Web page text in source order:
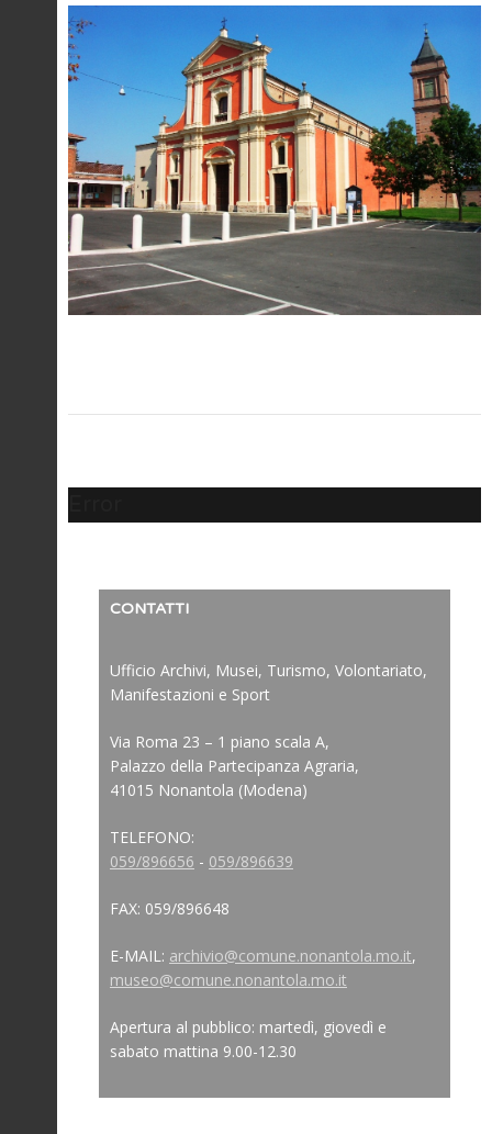
CONTATTI
Ufficio Archivi, Musei, Turismo, Volontariato,
Manifestazioni e Sport
Via Roma 23 – 1 piano scala A,
Palazzo della Partecipanza Agraria,
41015 Nonantola (Modena)
TELEFONO:
059/896656 - 059/896639
FAX: 059/896648
E-MAIL: archivio@comune.nonantola.mo.it,
museo@comune.nonantola.mo.it
Apertura al pubblico: martedì, giovedì e
sabato mattina 9.00-12.30